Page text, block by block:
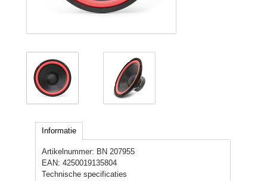
Informatie
Artikelnummer: BN 207955
EAN: 4250019135804
Technische specificaties